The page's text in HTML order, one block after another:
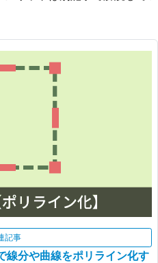
記事
分や曲線をポリライン化す